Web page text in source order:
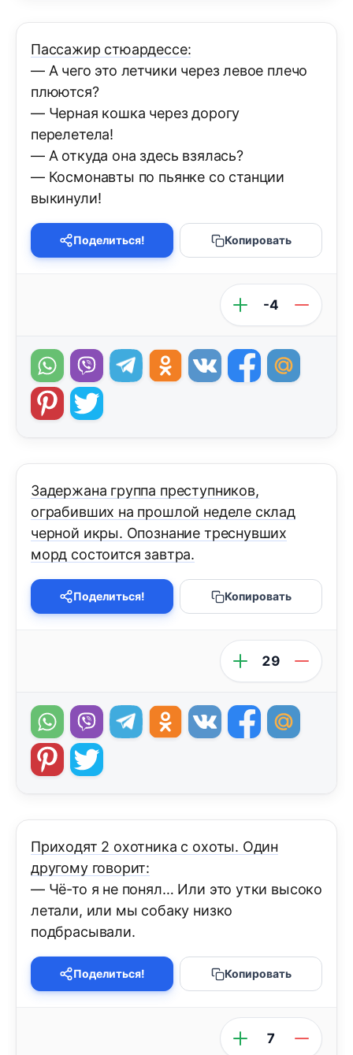
Пассажир стюардессе:
— А чего это летчики через левое плечо
плюются?
— Черная кошка через дорогу
перелетела!
— А откуда она здесь взялась?
— Космонавты по пьянке со станции
выкинули!
Поделиться! Копировать
-4
Задержана группа преступников,
ограбивших на прошлой неделе склад
черной икры. Опознание треснувших
морд состоится завтра.
Поделиться! Копировать
29
Приходят 2 охотника с охоты. Один
другому говорит:
— Чё-то я не понял… Или это утки высоко
летали, или мы собаку низко
подбрасывали.
Поделиться! Копировать
7